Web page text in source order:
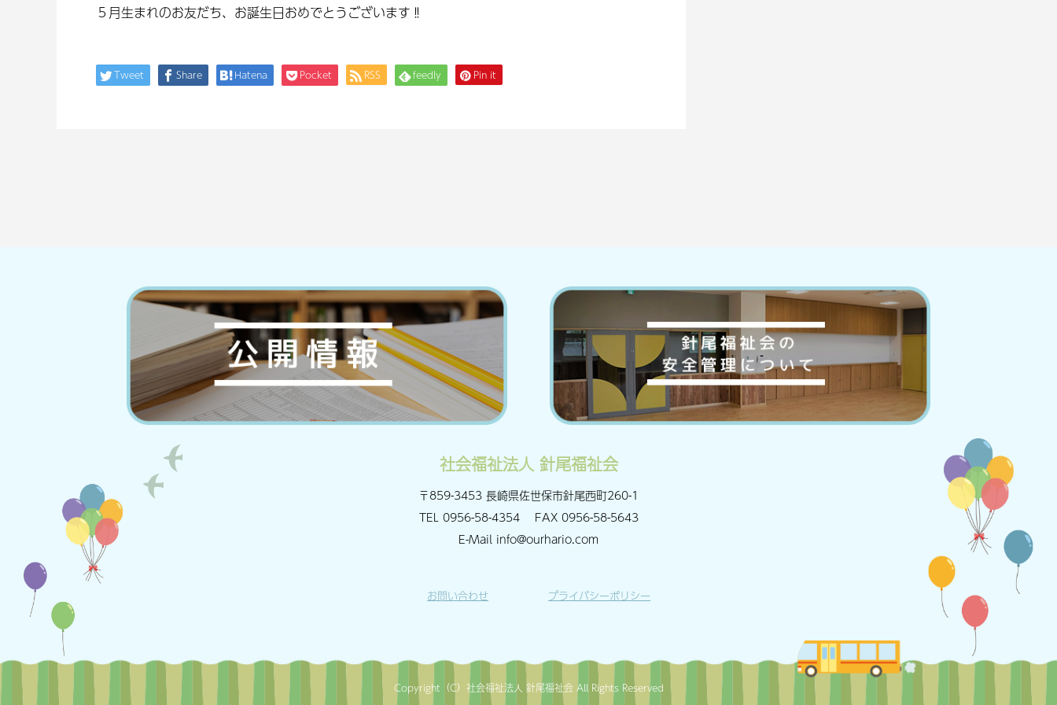
５月生まれのお友だち、お誕生日おめでとうございます‼
Tweet Share Hatena Pocket RSS feedly Pin it
社会福祉法人 針尾福祉会
〒859-3453 長崎県佐世保市針尾西町260-1
TEL 0956-58-4354FAX 0956-58-5643
E-Mail info@ourhario.com
お問い合わせ プライバシーポリシー
Copyright（C）社会福祉法人 針尾福祉会 All Rights Reserved